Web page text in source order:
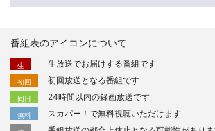
番組表のアイコンについて
生 生放送でお届けする番組です
初回 初回放送となる番組です
同日 24時間以内の録画放送です
無料 スカパー！で無料視聴いただけます